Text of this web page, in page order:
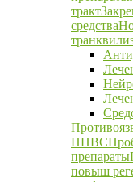
тракт
средства
НПВС
препараты
повыш